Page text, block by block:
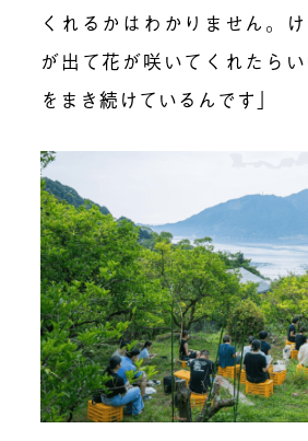
くれるかはわかりません。
が出て花が咲いてくれたら
をまき続けているんです」